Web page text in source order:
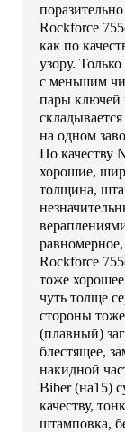
Rockforce
как по
узору.
с меньшим
пары ключей
на одном
По качеству
хорошие,
толщина,
Rockforce
тоже
чуть толще
стороны
(плавный)
блестящее,
накидной
Biber (на15)
качеству,
штамповка,